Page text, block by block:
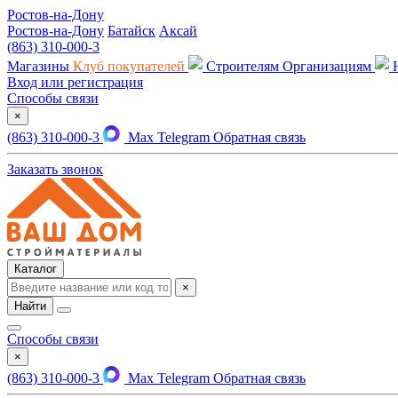
Ростов-на-Дону
Ростов-на-Дону Батайск Аксай
(863) 310-000-3
Магазины Клуб покупателей Строителям Организациям
Вход или регистрация
Способы связи
×
(863) 310-000-3 Max Telegram Обратная связь
Заказать звонок
Каталог
×
Найти
Способы связи
×
(863) 310-000-3 Max Telegram Обратная связь